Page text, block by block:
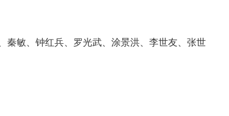
秦敏、钟红兵、罗光武、涂景洪、李世友、张世